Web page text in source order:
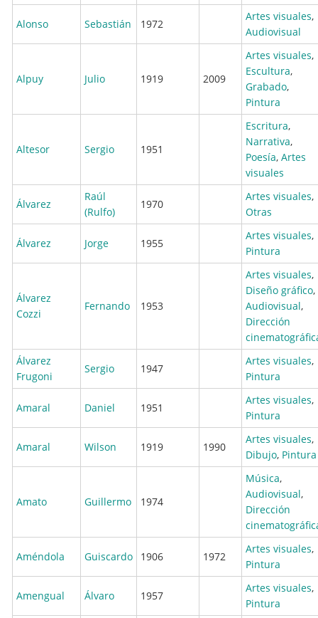
Alonso Sebastián 1972
Artes visuales,
Audiovisual
Alpuy Julio 1919 2009
Artes visuales,
Escultura,
Grabado,
Pintura
Altesor Sergio 1951
Escritura,
Narrativa,
Poesía, Artes
visuales
Álvarez
Raúl
(Rulfo)
1970
Artes visuales,
Otras
Álvarez Jorge 1955
Artes visuales,
Pintura
Álvarez
Cozzi
Fernando 1953
Artes visuales,
Diseño gráfico,
Audiovisual,
Dirección
Álvarez
Frugoni
Sergio 1947
Artes visuales,
Pintura
Amaral Daniel 1951
Artes visuales,
Pintura
Amaral Wilson 1919 1990
Artes visuales,
Dibujo, Pintura
Amato Guillermo 1974
Música,
Audiovisual,
Dirección
Améndola Guiscardo 1906 1972
Artes visuales,
Pintura
Amengual Álvaro 1957
Artes visuales,
Pintura